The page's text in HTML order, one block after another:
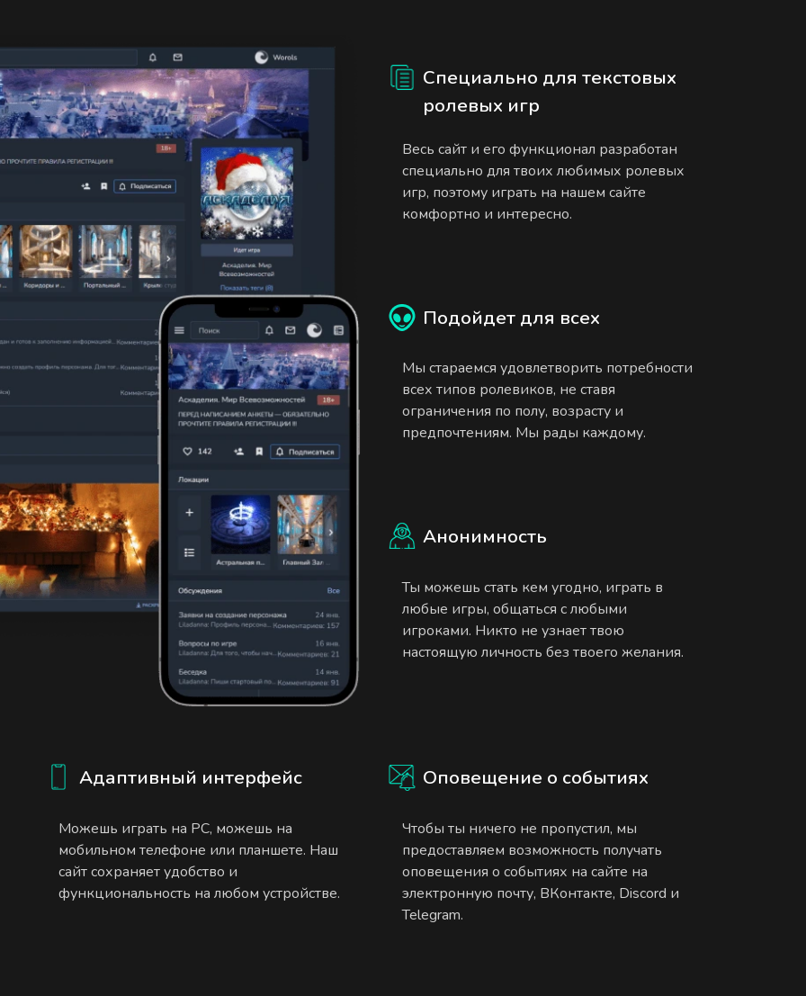
Специально для текстовых
ролевых игр
Весь сайт и его функционал разработан
специально для твоих любимых ролевых
игр, поэтому играть на нашем сайте
комфортно и интересно.
Подойдет для всех
Мы стараемся удовлетворить потребности
всех типов ролевиков, не ставя
ограничения по полу, возрасту и
предпочтениям. Мы рады каждому.
Анонимность
Ты можешь стать кем угодно, играть в
любые игры, общаться с любыми
игроками. Никто не узнает твою
настоящую личность без твоего желания.
Адаптивный интерфейс
Можешь играть на PC, можешь на
мобильном телефоне или планшете. Наш
сайт сохраняет удобство и
функциональность на любом устройстве.
Оповещение о событиях
Чтобы ты ничего не пропустил, мы
предоставляем возможность получать
оповещения о событиях на сайте на
электронную почту, ВКонтакте, Discord и
Telegram.